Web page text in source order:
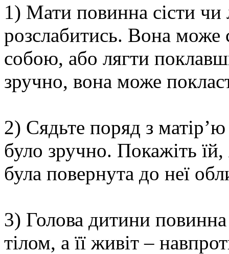
1) Мати повинна сісти чи
розслабитись. Вона
собою, або лягти
зручно, вона може
2) Сядьте поряд з
було зручно. Покажіть
була повернута до неї
3) Голова дитини повинна
тілом, а її живіт –